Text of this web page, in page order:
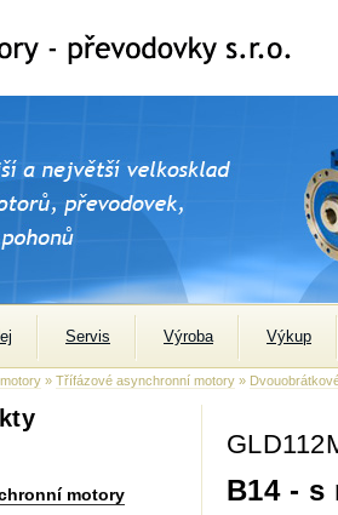
Servis Výroba Výkup
» Třífázové asynchronní motory »
motory
B14 -